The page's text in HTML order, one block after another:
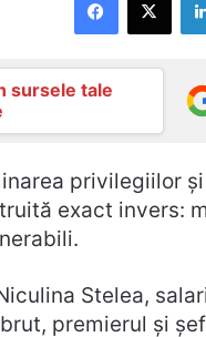
sursele tale
privilegiilor
exact invers:
Stelea,
premierul și